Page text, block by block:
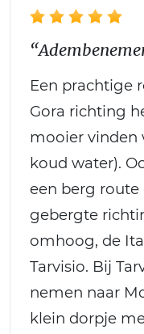
Een prachtige
Gora richting
mooier vinden
koud water).
een berg
gebergte
omhoog, de
Tarvisio. Bij
nemen naar
klein dorpje